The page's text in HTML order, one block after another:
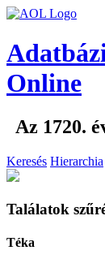
Online
Az 1720.
Keresés Hierarchia
Találatok
Téka